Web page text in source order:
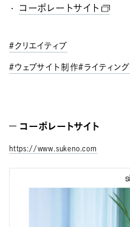
コーポレートサイト
クリエイティブ
ウェブサイト制作 ライティング
コーポレートサイト
https://www.sukeno.com